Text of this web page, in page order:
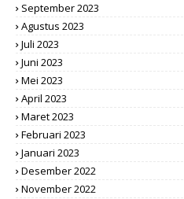
September 2023
Agustus 2023
Juli 2023
Juni 2023
Mei 2023
April 2023
Maret 2023
Februari 2023
Januari 2023
Desember 2022
November 2022